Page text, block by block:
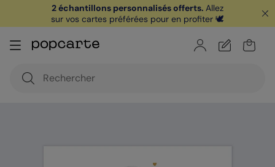
offerte avec le code
je télécharge
2 échantillons personnalisés offerts. Allez
sur vos cartes préférées pour en profiter 🕊️